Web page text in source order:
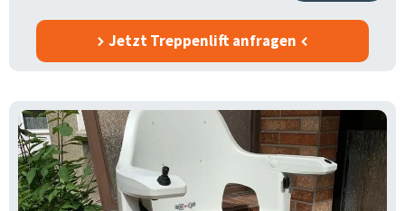
Jetzt Treppenlift anfragen